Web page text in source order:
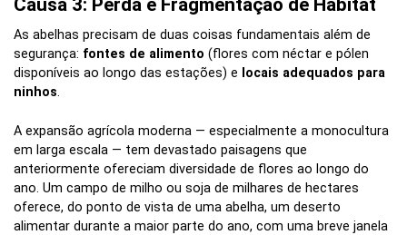
Causa 3: Perda e Fragmentação de Habitat
As abelhas precisam de duas coisas fundamentais além de
segurança: fontes de alimento (flores com néctar e pólen
disponíveis ao longo das estações) e locais adequados para
ninhos.
A expansão agrícola moderna — especialmente a monocultura
em larga escala — tem devastado paisagens que
anteriormente ofereciam diversidade de flores ao longo do
ano. Um campo de milho ou soja de milhares de hectares
oferece, do ponto de vista de uma abelha, um deserto
alimentar durante a maior parte do ano, com uma breve janela